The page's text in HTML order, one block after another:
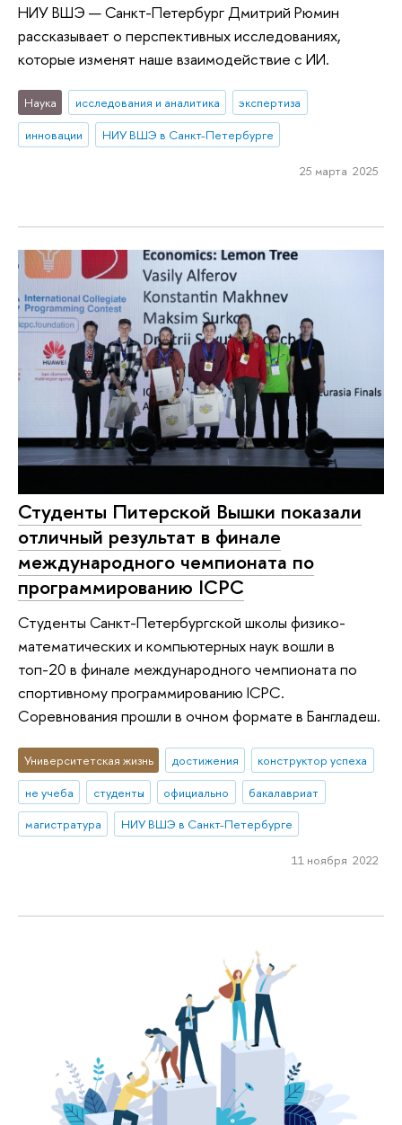
НИУ ВШЭ — Санкт-Петербург Дмитрий Рюмин
рассказывает о перспективных исследованиях,
которые изменят наше взаимодействие с ИИ.
Наука исследования и аналитика
экспертиза
инновации
НИУ ВШЭ в Санкт-Петербурге
25 марта 2025
Студенты Питерской Вышки показали
отличный результат в финале
международного чемпионата по
программированию ICPC
Студенты Санкт-Петербургской школы физико-
математических и компьютерных наук вошли в
топ-20 в финале международного чемпионата по
спортивному программированию ICPC.
Соревнования прошли в очном формате в Бангладеш.
Университетская жизнь достижения
конструктор успеха
не учеба
студенты официально
бакалавриат
магистратура
НИУ ВШЭ в Санкт-Петербурге
11 ноября 2022